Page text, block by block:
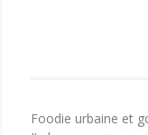
Foodie urbaine et